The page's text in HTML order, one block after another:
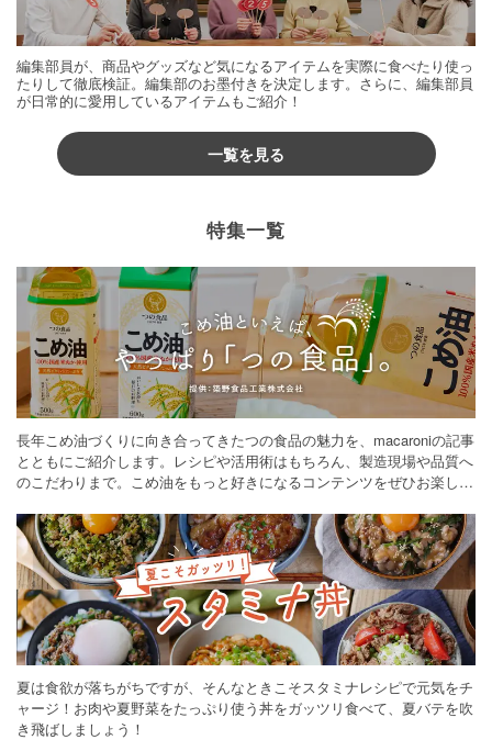
編集部員が、商品やグッズなど気になるアイテムを実際に食べたり使っ
たりして徹底検証。編集部のお墨付きを決定します。さらに、編集部員
が日常的に愛用しているアイテムもご紹介！
一覧を見る
特集一覧
長年こめ油づくりに向き合ってきたつの食品の魅力を、macaroniの記事
とともにご紹介します。レシピや活用術はもちろん、製造現場や品質へ
のこだわりまで。こめ油をもっと好きになるコンテンツをぜひお楽しみ
夏は食欲が落ちがちですが、そんなときこそスタミナレシピで元気をチ
ャージ！お肉や夏野菜をたっぷり使う丼をガッツリ食べて、夏バテを吹
き飛ばしましょう！